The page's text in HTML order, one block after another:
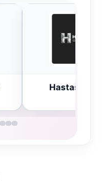
Bulkoon